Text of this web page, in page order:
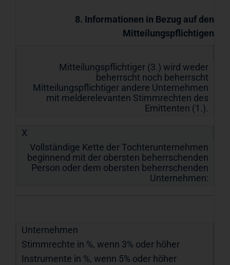
8. Informationen in Bezug auf den
Mitteilungspflichtigen
Mitteilungspflichtiger (3.) wird weder
beherrscht noch beherrscht
Mitteilungspflichtiger andere Unternehmen
mit melderelevanten Stimmrechten des
Emittenten (1.).
X
Vollständige Kette der Tochterunternehmen
beginnend mit der obersten beherrschenden
Person oder dem obersten beherrschenden
Unternehmen:
Unternehmen
Stimmrechte in %, wenn 3% oder höher
Instrumente in %, wenn 5% oder höher